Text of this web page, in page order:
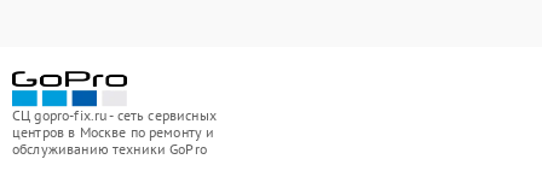
СЦ gopro-fix.ru - сеть сервисных
центров в Москве по ремонту и
обслуживанию техники GoPro